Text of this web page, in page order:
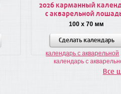
2026 карманный
с акварельной
100 x 70 мм
Сделать календарь
Все